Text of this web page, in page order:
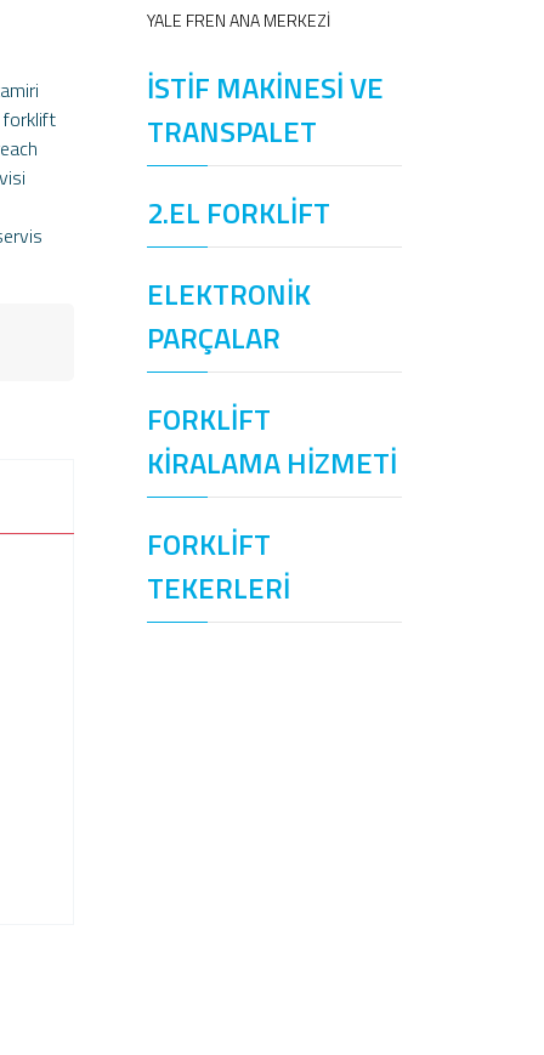
forklift
YALE FREN ANA MERKEZİ
İSTİF MAKİNESİ VE
TRANSPALET
2.EL FORKLİFT
ELEKTRONİK
PARÇALAR
FORKLİFT
KİRALAMA HİZMETİ
FORKLİFT
TEKERLERİ